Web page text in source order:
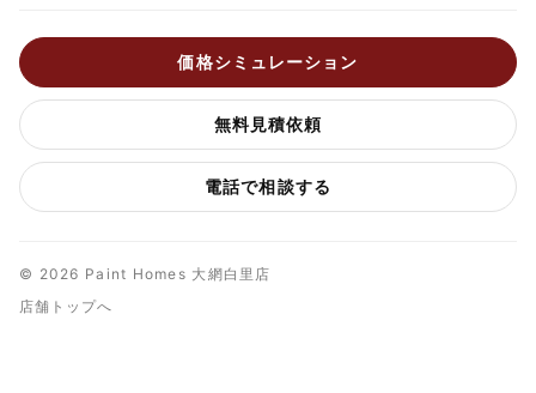
価格シミュレーション
無料見積依頼
電話で相談する
© 2026 Paint Homes 大網白里店
店舗トップへ